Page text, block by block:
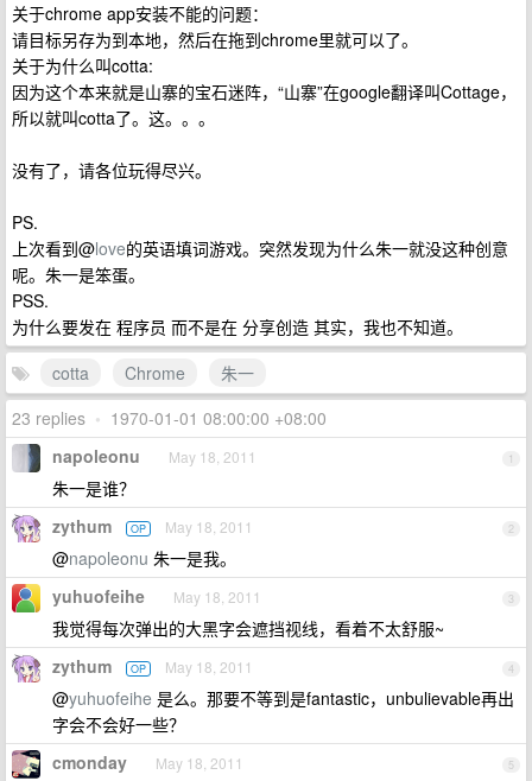
关于chrome app安装不能的问题：
请目标另存为到本地，然后在拖到chrome里就可以了。
关于为什么叫cotta:
因为这个本来就是山寨的宝石迷阵，“山寨”在google翻译叫Cottage，
所以就叫cotta了。这。。。
没有了，请各位玩得尽兴。
PS.
上次看到@love的英语填词游戏。突然发现为什么朱一就没这种创意
呢。朱一是笨蛋。
PSS.
为什么要发在 程序员 而不是在 分享创造 其实，我也不知道。
cotta
Chrome
朱一
23 replies • 1970-01-01 08:00:00 +08:00
1
napoleonu May 18, 2011
朱一是谁？
2
zythum OP May 18, 2011
@napoleonu 朱一是我。
3
yuhuofeihe May 18, 2011
我觉得每次弹出的大黑字会遮挡视线，看着不太舒服~
4
zythum OP May 18, 2011
@yuhuofeihe 是么。那要不等到是fantastic，unbulievable再出
字会不会好一些？
5
cmonday May 18, 2011